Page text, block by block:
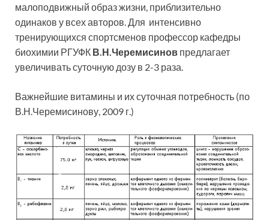
малоподвижный образ жизни, приблизительно
одинаков у всех авторов. Для интенсивно
тренирующихся спортсменов профессор кафедры
биохимии РГУФК В.Н.Черемисинов предлагает
увеличивать суточную дозу в 2-3 раза.
Важнейшие витамины и их суточная потребность (по
В.Н.Черемисинову, 2009 г.)